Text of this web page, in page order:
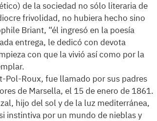
de la sociedad no sólo literaria de
frivolidad, no hubiera hecho sino
Briant, “él ingresó en la poesía
entrega, le dedicó con devota
con que la vivió así como por la
Pol-Roux, fue llamado por sus padres
de Marsella, el 15 de enero de 1861.
hijo del sol y de la luz mediterránea,
instintiva por un mundo de nieblas y